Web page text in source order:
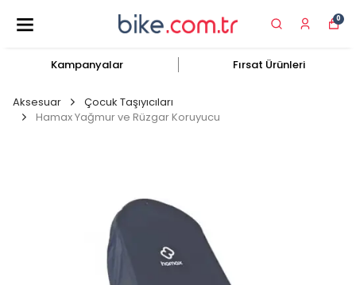
0
Kampanyalar Fırsat Ürünleri
Aksesuar
Çocuk Taşıyıcıları
Hamax Yağmur ve Rüzgar Koruyucu